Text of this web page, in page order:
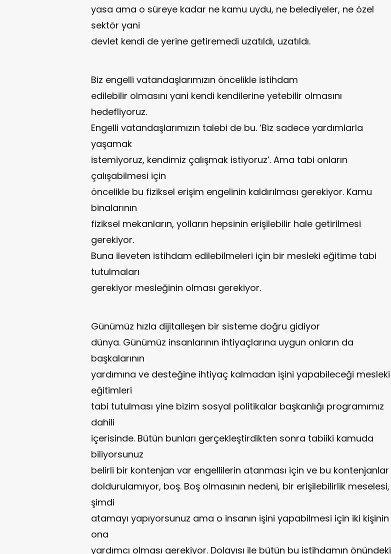
yasa ama o süreye kadar ne kamu uydu, ne belediyeler, ne özel
sektör yani
devlet kendi de yerine getiremedi uzatıldı, uzatıldı.
Biz engelli vatandaşlarımızın öncelikle istihdam
edilebilir olmasını yani kendi kendilerine yetebilir olmasını
hedefliyoruz.
Engelli vatandaşlarımızın talebi de bu. ‘Biz sadece yardımlarla
yaşamak
istemiyoruz, kendimiz çalışmak istiyoruz’. Ama tabi onların
çalışabilmesi için
öncelikle bu fiziksel erişim engelinin kaldırılması gerekiyor. Kamu
binalarının
fiziksel mekanların, yolların hepsinin erişilebilir hale getirilmesi
gerekiyor.
Buna ileveten istihdam edilebilmeleri için bir mesleki eğitime tabi
tutulmaları
gerekiyor mesleğinin olması gerekiyor.
Günümüz hızla dijitalleşen bir sisteme doğru gidiyor
dünya. Günümüz insanlarının ihtiyaçlarına uygun onların da
başkalarının
yardımına ve desteğine ihtiyaç kalmadan işini yapabileceği mesleki
eğitimleri
tabi tutulması yine bizim sosyal politikalar başkanlığı programımız
dahili
içerisinde. Bütün bunları gerçekleştirdikten sonra tabiiki kamuda
biliyorsunuz
belirli bir kontenjan var engellilerin atanması için ve bu kontenjanlar
doldurulamıyor, boş. Boş olmasının nedeni, bir erişilebilirlik meselesi,
şimdi
atamayı yapıyorsunuz ama o insanın işini yapabilmesi için iki kişinin
ona
yardımcı olması gerekiyor. Dolayısı ile bütün bu istihdamın önündeki